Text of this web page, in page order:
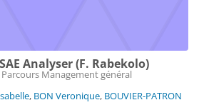
Analyser (F. Rabekolo)
Management général
, BON Veronique, BOUVIER-PATRON